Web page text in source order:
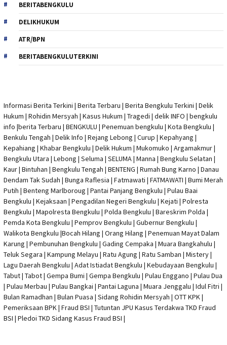
BERITABENGKULU
DELIKHUKUM
ATR/BPN
BERITABENGKULUTERKINI
Informasi Berita Terkini | Berita Terbaru | Berita Bengkulu Terkini | Delik
Hukum | Rohidin Mersyah | Kasus Hukum | Tragedi | delik INFO | bengkulu
info |berita Terbaru | BENGKULU | Penemuan bengkulu | Kota Bengkulu |
Benkulu Tengah | Delik Info | Rejang Lebong | Curup | Kepahyang |
Kepahiang | Khabar Bengkulu | Delik Hukum | Mukomuko | Argamakmur |
Bengkulu Utara | Lebong | Seluma | SELUMA | Manna | Bengkulu Selatan |
Kaur | Bintuhan | Bengkulu Tengah | BENTENG | Rumah Bung Karno | Danau
Dendam Tak Sudah | Bunga Raflesia | Fatmawati | FATMAWATI | Bumi Merah
Putih | Benteng Marlboroug | Pantai Panjang Bengkulu | Pulau Baai
Bengkulu | Kejaksaan | Pengadilan Negeri Bengkulu | Kejati | Polresta
Bengkulu | Mapolresta Bengkulu | Polda Bengkulu | Bareskrim Polda |
Pemda Kota Bengkulu | Pemprov Bengkulu | Gubernur Bengkulu |
Walikota Bengkulu |Bocah Hilang | Orang Hilang | Penemuan Mayat Dalam
Karung | Pembunuhan Bengkulu | Gading Cempaka | Muara Bangkahulu |
Teluk Segara | Kampung Melayu | Ratu Agung | Ratu Samban | Mistery |
Lagu Daerah Bengkulu | Adat Istiadat Bengkulu | Kebudayaan Bengkulu |
Tabut | Tabot | Gempa Bumi | Gempa Bengkulu | Pulau Enggano | Pulau Dua
| Pulau Merbau | Pulau Bangkai | Pantai Laguna | Muara Jenggalu | Idul Fitri |
Bulan Ramadhan | Bulan Puasa | Sidang Rohidin Mersyah | OTT KPK|
Pemeriksaan BPK | Fraud BSI | Tutuntan JPU Kasus Terdakwa TKD Fraud
BSI | Pledoi TKD Sidang Kasus Fraud BSI |